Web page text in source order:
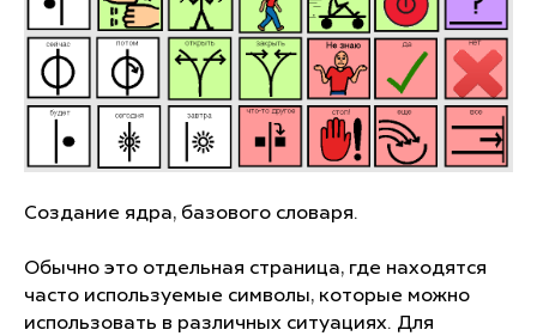
Создание ядра, базового словаря.
Обычно это отдельная страница, где находятся
часто используемые символы, которые можно
использовать в различных ситуациях. Для